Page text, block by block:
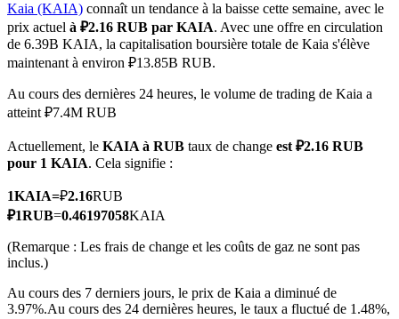
Futures COIN-M
Contrats à terme sur crypto-monnaie
TradFi
Produits dérivés sur actions, forex, métaux précieux et matières
premières
Kaia (KAIA) connaît un tendance à la baisse cette semaine, avec le
prix actuel à ₽2.16 RUB par KAIA. Avec une offre en circulation
de 6.39B KAIA, la capitalisation boursière totale de Kaia s'élève
maintenant à environ ₽13.85B RUB.
Au cours des dernières 24 heures, le volume de trading de Kaia a
atteint ₽7.4M RUB
Actuellement, le KAIA à RUB taux de change est ₽2.16 RUB
pour 1 KAIA. Cela signifie :
1KAIA=₽2.16RUB
₽1RUB=0.46197058KAIA
(Remarque : Les frais de change et les coûts de gaz ne sont pas
inclus.)
Au cours des 7 derniers jours, le prix de Kaia a diminué de
3.97%.Au cours des 24 dernières heures, le taux a fluctué de 1.48%,